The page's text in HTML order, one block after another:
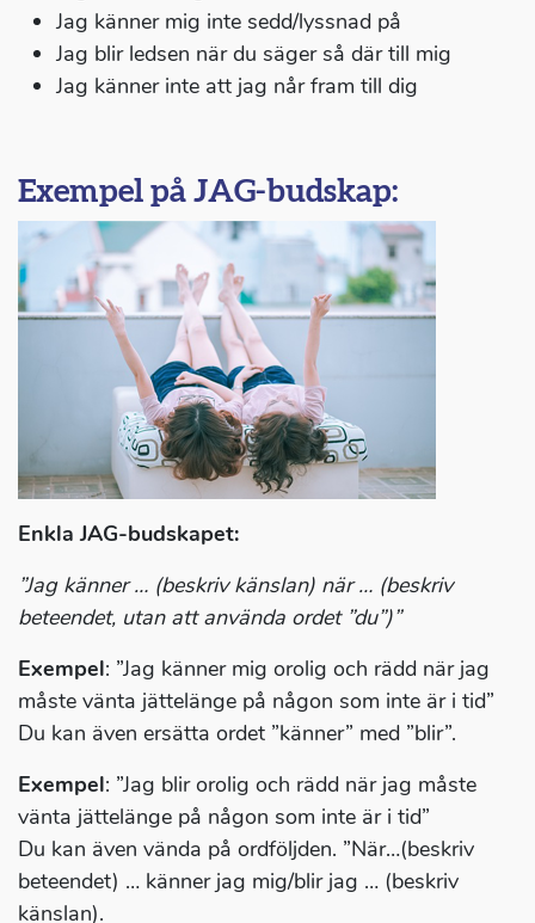
Jag känner mig inte sedd/lyssnad på
Jag blir ledsen när du säger så där till mig
Jag känner inte att jag når fram till dig
Exempel på JAG-budskap:
Enkla JAG-budskapet:
”Jag känner … (beskriv känslan) när … (beskriv
beteendet, utan att använda ordet ”du”)”
Exempel: ”Jag känner mig orolig och rädd när jag
måste vänta jättelänge på någon som inte är i tid”
Du kan även ersätta ordet ”känner” med ”blir”.
Exempel: ”Jag blir orolig och rädd när jag måste
vänta jättelänge på någon som inte är i tid”
Du kan även vända på ordföljden. ”När…(beskriv
beteendet) … känner jag mig/blir jag … (beskriv
känslan).